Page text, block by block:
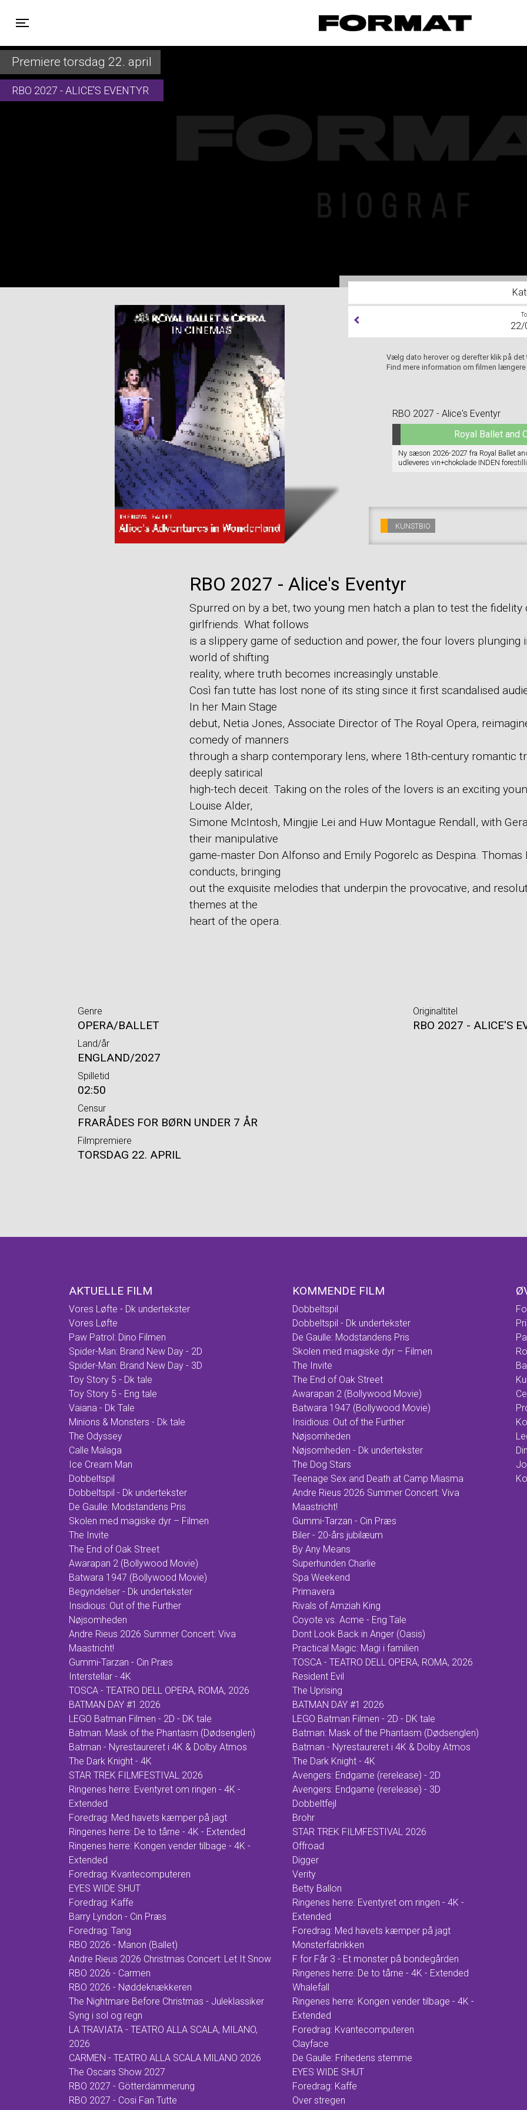
FORMAT Biograf
Premiere torsdag 22. april
RBO 2027 - ALICE'S EVENTYR
22/
Vælg dato herover og derefter klik på
Find mere information om filmen længere
RBO 2027 - Alice's Eventyr
Royal Ballet and
Ny sæson 2026-2027 fra Royal Ballet
udleveres vin+chokolade INDEN
KUNSTBIO
RBO 2027 - Alice's Eventyr
Spurred on by a bet, two young men hatch a plan to test the fidelity
girlfriends. What follows
is a slippery game of seduction and power, the four lovers plunging
world of shifting
reality, where truth becomes increasingly unstable.
Così fan tutte has lost none of its sting since it first scandalised
In her Main Stage
debut, Netia Jones, Associate Director of The Royal Opera,
comedy of manners
through a sharp contemporary lens, where 18th-century romantic
deeply satirical
high-tech deceit. Taking on the roles of the lovers is an exciting
Louise Alder,
Simone McIntosh, Mingjie Lei and Huw Montague Rendall, with
their manipulative
game-master Don Alfonso and Emily Pogorelc as Despina. Thomas
conducts, bringing
out the exquisite melodies that underpin the provocative, and
themes at the
heart of the opera.
Genre
OPERA/BALLET
Land/år
ENGLAND/2027
Spilletid
02:50
Censur
FRARÅDES FOR BØRN UNDER 7 ÅR
Filmpremiere
TORSDAG 22. APRIL
Originaltitel
RBO 2027 - ALICE'S
AKTUELLE FILM
Vores Løfte - Dk undertekster
Vores Løfte
Paw Patrol: Dino Filmen
Spider-Man: Brand New Day - 2D
Spider-Man: Brand New Day - 3D
Toy Story 5 - Dk tale
Toy Story 5 - Eng tale
Vaiana - Dk Tale
Minions & Monsters - Dk tale
The Odyssey
Calle Malaga
Ice Cream Man
Dobbeltspil
Dobbeltspil - Dk undertekster
De Gaulle: Modstandens Pris
Skolen med magiske dyr – Filmen
The Invite
The End of Oak Street
Awarapan 2 (Bollywood Movie)
Batwara 1947 (Bollywood Movie)
Begyndelser - Dk undertekster
Insidious: Out of the Further
Nøjsomheden
Andre Rieus 2026 Summer Concert: Viva
Maastricht!
Gummi-Tarzan - Cin Præs
Interstellar - 4K
TOSCA - TEATRO DELL OPERA, ROMA, 2026
BATMAN DAY #1 2026
LEGO Batman Filmen - 2D - DK tale
Batman: Mask of the Phantasm (Dødsenglen)
Batman - Nyrestaureret i 4K & Dolby Atmos
The Dark Knight - 4K
STAR TREK FILMFESTIVAL 2026
Ringenes herre: Eventyret om ringen - 4K -
Extended
Foredrag: Med havets kæmper på jagt
Ringenes herre: De to tårne - 4K - Extended
Ringenes herre: Kongen vender tilbage - 4K -
Extended
Foredrag: Kvantecomputeren
EYES WIDE SHUT
Foredrag: Kaffe
Barry Lyndon - Cin Præs
Foredrag: Tang
RBO 2026 - Manon (Ballet)
Andre Rieus 2026 Christmas Concert: Let It Snow
RBO 2026 - Carmen
RBO 2026 - Nøddeknækkeren
The Nightmare Before Christmas - Juleklassiker
Syng i sol og regn
LA TRAVIATA - TEATRO ALLA SCALA, MILANO,
2026
CARMEN - TEATRO ALLA SCALA MILANO 2026
The Oscars Show 2027
RBO 2027 - Götterdämmerung
RBO 2027 - Cosi Fan Tutte
KOMMENDE FILM
Dobbeltspil
Dobbeltspil - Dk undertekster
De Gaulle: Modstandens Pris
Skolen med magiske dyr – Filmen
The Invite
The End of Oak Street
Awarapan 2 (Bollywood Movie)
Batwara 1947 (Bollywood Movie)
Insidious: Out of the Further
Nøjsomheden
Nøjsomheden - Dk undertekster
The Dog Stars
Teenage Sex and Death at Camp Miasma
Andre Rieus 2026 Summer Concert: Viva
Maastricht!
Gummi-Tarzan - Cin Præs
Biler - 20-års jubilæum
By Any Means
Superhunden Charlie
Spa Weekend
Primavera
Rivals of Amziah King
Coyote vs. Acme - Eng Tale
Dont Look Back in Anger (Oasis)
Practical Magic: Magi i familien
TOSCA - TEATRO DELL OPERA, ROMA, 2026
Resident Evil
The Uprising
BATMAN DAY #1 2026
LEGO Batman Filmen - 2D - DK tale
Batman: Mask of the Phantasm (Dødsenglen)
Batman - Nyrestaureret i 4K & Dolby Atmos
The Dark Knight - 4K
Avengers: Endgame (rerelease) - 2D
Avengers: Endgame (rerelease) - 3D
Dobbeltfejl
Brohr
STAR TREK FILMFESTIVAL 2026
Offroad
Digger
Verity
Betty Ballon
Ringenes herre: Eventyret om ringen - 4K -
Extended
Foredrag: Med havets kæmper på jagt
Monsterfabrikken
F for Får 3 - Et monster på bondegården
Ringenes herre: De to tårne - 4K - Extended
Whalefall
Ringenes herre: Kongen vender tilbage - 4K -
Extended
Foredrag: Kvantecomputeren
Clayface
De Gaulle: Frihedens stemme
EYES WIDE SHUT
Foredrag: Kaffe
Over stregen